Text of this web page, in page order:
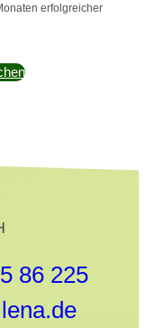
erfolgreicher
86 225